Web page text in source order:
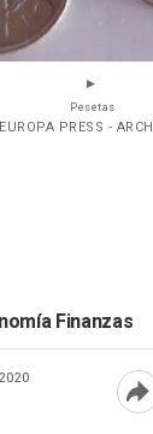
Pesetas
PRESS -
Finanzas